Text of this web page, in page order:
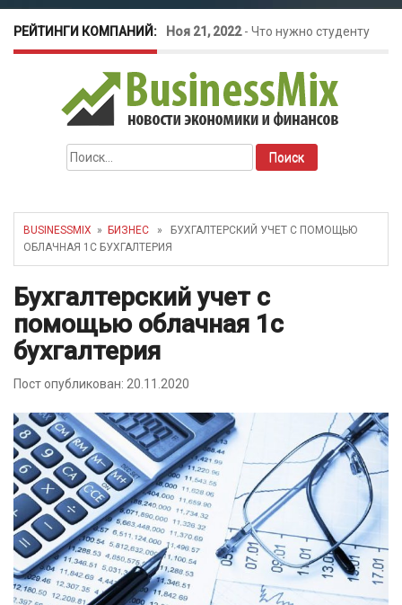
РЕЙТИНГИ КОМПАНИЙ: Ноя 21, 2022- Что нужно студенту
для открытия бизнеса?
Окт 26, 2022-Телефония для
amoCRM: лучшие инструменты для
бизнеса
как защитить свой бизнес?
Найти:
BUSINESSMIX » БИЗНЕС » БУХГАЛТЕРСКИЙ УЧЕТ С ПОМОЩЬЮ
ОБЛАЧНАЯ 1С БУХГАЛТЕРИЯ
Бухгалтерский учет с
помощью облачная 1с
бухгалтерия
Пост опубликован: 20.11.2020